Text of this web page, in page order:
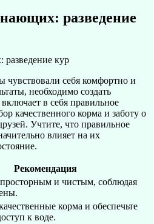
разведение
себя комфортно и
необходимо создать
в себя правильное
качественного корма и заботу о
Учтите, что правильное
влияет на их
Рекомендация
и чистым, соблюдая
корма и обеспечьте
к воде.